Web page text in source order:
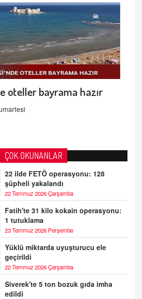
oteller bayrama hazır
ÇOK OKUNANLAR
22 ilde FETÖ operasyonu: 128
şüpheli yakalandı
22 Temmuz 2026 Çarşamba
Fatih'te 31 kilo kokain operasyonu:
1 tutuklama
23 Temmuz 2026 Perşembe
Yüklü miktarda uyuşturucu ele
geçirildi
22 Temmuz 2026 Çarşamba
Siverek'te 5 ton bozuk gıda imha
edildi